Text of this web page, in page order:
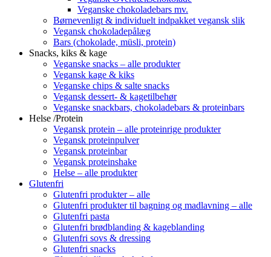
Veganske chokoladebars mv.
Børnevenligt & individuelt indpakket vegansk slik
Vegansk chokoladepålæg
Bars (chokolade, müsli, protein)
Snacks, kiks & kage
Veganske snacks – alle produkter
Vegansk kage & kiks
Veganske chips & salte snacks
Vegansk dessert- & kagetilbehør
Veganske snackbars, chokoladebars & proteinbars
Helse /Protein
Vegansk protein – alle proteinrige produkter
Vegansk proteinpulver
Vegansk proteinbar
Vegansk proteinshake
Helse – alle produkter
Glutenfri
Glutenfri produkter – alle
Glutenfri produkter til bagning og madlavning – alle
Glutenfri pasta
Glutenfri brødblanding & kageblanding
Glutenfri sovs & dressing
Glutenfri snacks